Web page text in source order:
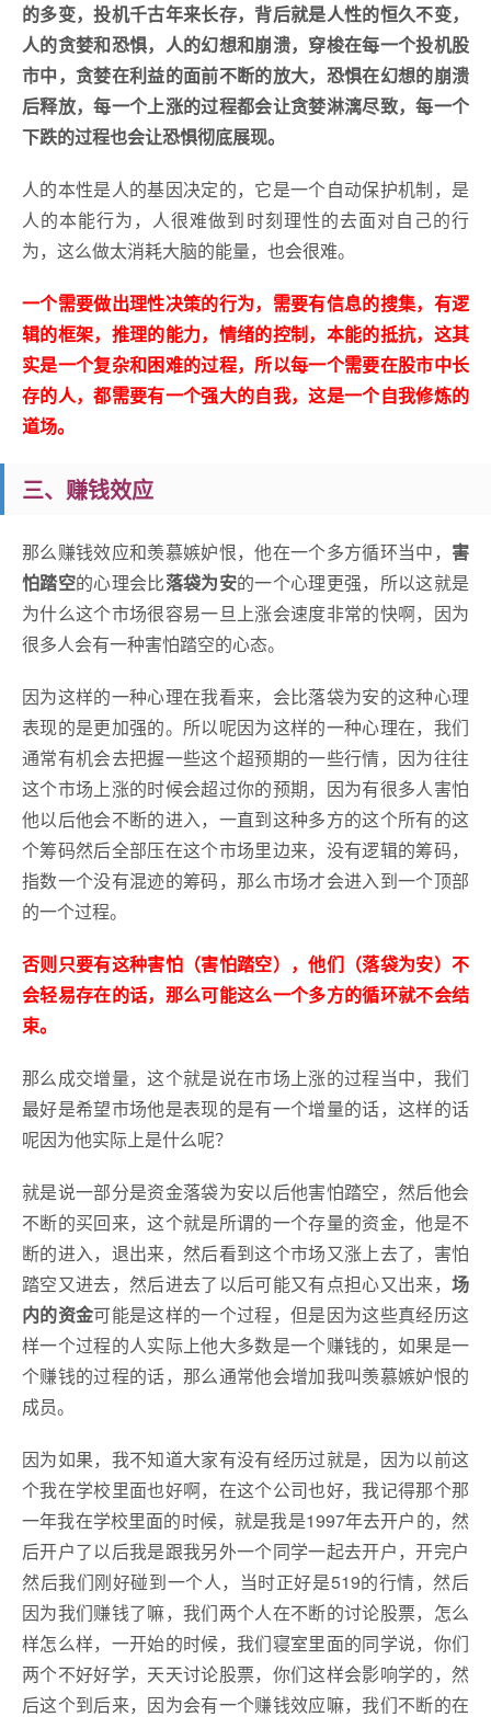
的多变，投机千古年来长存，背后就是人性的恒久不变，
人的贪婪和恐惧，人的幻想和崩溃，穿梭在每一个投机股
市中，贪婪在利益的面前不断的放大，恐惧在幻想的崩溃
后释放，每一个上涨的过程都会让贪婪淋漓尽致，每一个
下跌的过程也会让恐惧彻底展现。
人的本性是人的基因决定的，它是一个自动保护机制，是
人的本能行为，人很难做到时刻理性的去面对自己的行
为，这么做太消耗大脑的能量，也会很难。
一个需要做出理性决策的行为，需要有信息的搜集，有逻
辑的框架，推理的能力，情绪的控制，本能的抵抗，这其
实是一个复杂和困难的过程，所以每一个需要在股市中长
存的人，都需要有一个强大的自我，这是一个自我修炼的
道场。
三、赚钱效应
那么赚钱效应和羡慕嫉妒恨，他在一个多方循环当中， 害
怕踏空的心理会比落袋为安的一个心理更强，所以这就是
为什么这个市场很容易一旦上涨会速度非常的快啊，因为
很多人会有一种害怕踏空的心态。
因为这样的一种心理在我看来，会比落袋为安的这种心理
表现的是更加强的。所以呢因为这样的一种心理在，我们
通常有机会去把握一些这个超预期的一些行情，因为往往
这个市场上涨的时候会超过你的预期，因为有很多人害怕
他以后他会不断的进入，一直到这种多方的这个所有的这
个筹码然后全部压在这个市场里边来，没有逻辑的筹码，
指数一个没有混迹的筹码，那么市场才会进入到一个顶部
的一个过程。
否则只要有这种害怕（害怕踏空），他们（落袋为安）不
会轻易存在的话，那么可能这么一个多方的循环就不会结
束。
那么成交增量，这个就是说在市场上涨的过程当中，我们
最好是希望市场他是表现的是有一个增量的话，这样的话
呢因为他实际上是什么呢？
就是说一部分是资金落袋为安以后他害怕踏空，然后他会
不断的买回来，这个就是所谓的一个存量的资金，他是不
断的进入，退出来，然后看到这个市场又涨上去了，害怕
踏空又进去，然后进去了以后可能又有点担心又出来， 场
内的资金可能是这样的一个过程，但是因为这些真经历这
样一个过程的人实际上他大多数是一个赚钱的，如果是一
个赚钱的过程的话，那么通常他会增加我叫羡慕嫉妒恨的
成员。
因为如果，我不知道大家有没有经历过就是，因为以前这
个我在学校里面也好啊，在这个公司也好，我记得那个那
一年我在学校里面的时候，就是我是1997年去开户的，然
后开户了以后我是跟我另外一个同学一起去开户，开完户
然后我们刚好碰到一个人，当时正好是519的行情，然后
因为我们赚钱了嘛，我们两个人在不断的讨论股票，怎么
样怎么样，一开始的时候，我们寝室里面的同学说，你们
两个不好好学，天天讨论股票，你们这样会影响学的，然
后这个到后来，因为会有一个赚钱效应嘛，我们不断的在